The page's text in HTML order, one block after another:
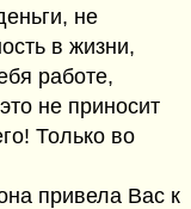
не
в жизни,
работе,
не приносит
Только во
привела Вас к